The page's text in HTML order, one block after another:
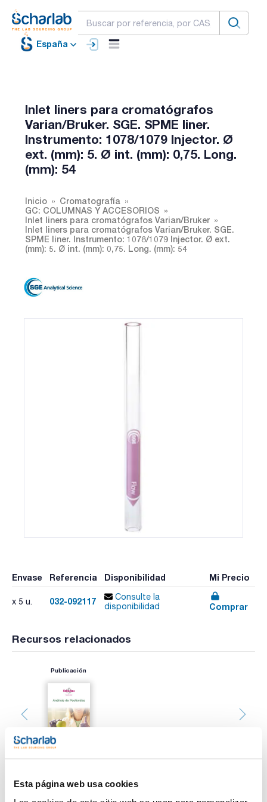
Esta página web usa cookies
España
Inlet liners para cromatógrafos
Varian/Bruker. SGE. SPME liner.
Instrumento: 1078/1079 Injector. Ø
ext. (mm): 5. Ø int. (mm): 0,75. Long.
(mm): 54
Inicio
Cromatografía
GC: COLUMNAS Y ACCESORIOS
Inlet liners para cromatógrafos Varian/Bruker
Inlet liners para cromatógrafos Varian/Bruker. SGE.
SPME liner. Instrumento: 1078/1079 Injector. Ø ext.
(mm): 5. Ø int. (mm): 0,75. Long. (mm): 54
Envase Referencia Disponibilidad Mi Precio
x 5 u. 032-092117
Consulte la
disponibilidad
Comprar
Recursos relacionados
Publicación